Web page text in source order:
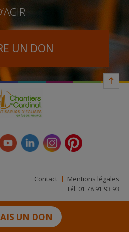
UN DON
UN DON
Contact Mentions légales
Tél. 01 78 91 93 93